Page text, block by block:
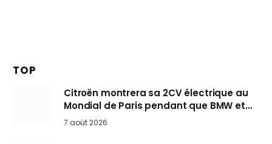
TOP
Citroën montrera sa 2CV électrique au
Mondial de Paris pendant que BMW et
Mini désertent le salon
7 août 2026